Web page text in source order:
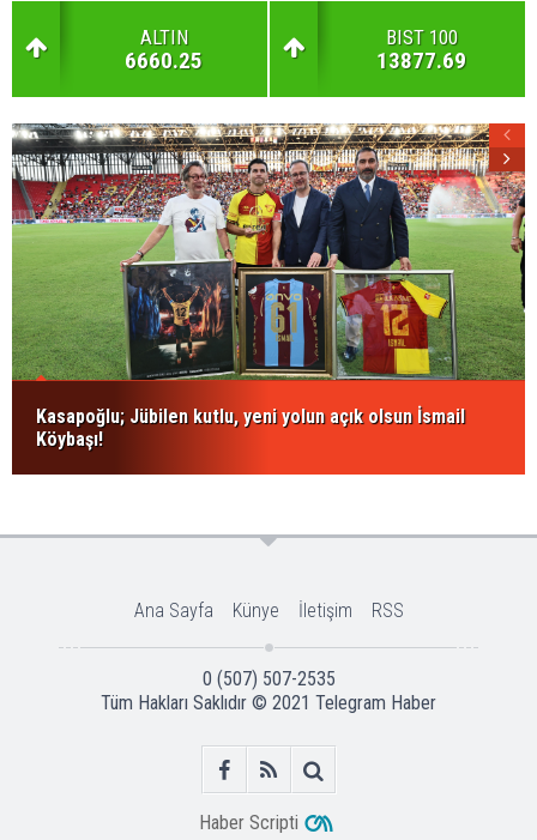
ALTIN
6660.25
BIST 100
13877.69
Kasapoğlu; Jübilen kutlu, yeni yolun açık olsun İsmail
Köybaşı!
Ana Sayfa Künye İletişim RSS
0 (507) 507-2535
Tüm Hakları Saklıdır © 2021 Telegram Haber
Haber Scripti